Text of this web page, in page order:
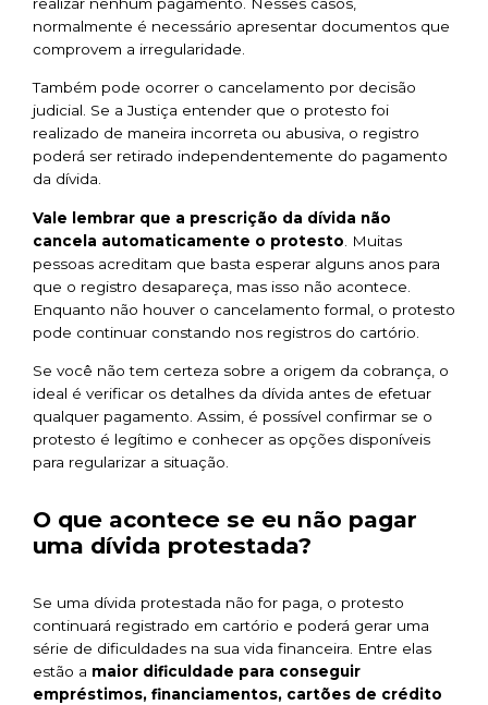
normalmente é necessário apresentar documentos que
comprovem a irregularidade.
Também pode ocorrer o cancelamento por decisão
judicial. Se a Justiça entender que o protesto foi
realizado de maneira incorreta ou abusiva, o registro
poderá ser retirado independentemente do pagamento
da dívida.
Vale lembrar que a prescrição da dívida não
cancela automaticamente o protesto . Muitas
pessoas acreditam que basta esperar alguns anos para
que o registro desapareça, mas isso não acontece.
Enquanto não houver o cancelamento formal, o protesto
pode continuar constando nos registros do cartório.
Se você não tem certeza sobre a origem da cobrança, o
ideal é verificar os detalhes da dívida antes de efetuar
qualquer pagamento. Assim, é possível confirmar se o
protesto é legítimo e conhecer as opções disponíveis
para regularizar a situação.
O que acontece se eu não pagar
uma dívida protestada?
Se uma dívida protestada não for paga, o protesto
continuará registrado em cartório e poderá gerar uma
série de dificuldades na sua vida financeira. Entre elas
estão a maior dificuldade para conseguir
empréstimos, financiamentos, cartões de crédito